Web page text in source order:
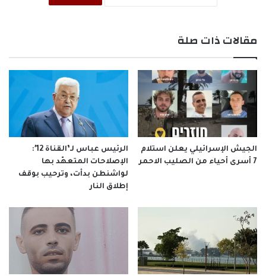
مقالات ذات صلة
الجيش الإسرائيلي يعلن استلام
7 أسرى أحياء من الصليب الاحمر
الرئيس عباس لـ’القناة 12′:
الإصلاحات المتعهّد بها
لواشنطن بدأت، وترحيب بوقف
إطلاق النار